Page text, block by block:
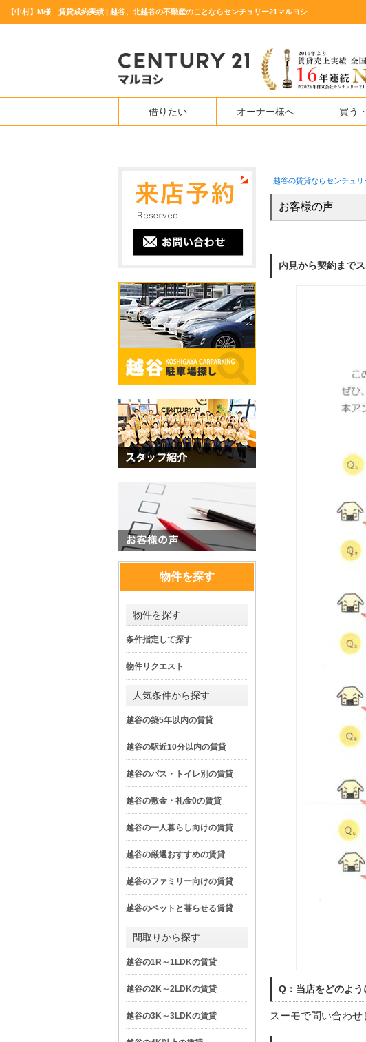
【中村】M様 賃貸成約実績 | 越谷、北越谷の不動産のことならセンチュリー21マルヨシ
借りたい オーナー様へ 買う
越谷の賃貸ならセンチュリ
お客様の声
内見から契約までス
Q：当店をどのよう
スーモで問い合わせ
物件を探す
物件を探す
条件指定して探す
物件リクエスト
人気条件から探す
越谷の築5年以内の賃貸
越谷の駅近10分以内の賃貸
越谷のバス・トイレ別の賃貸
越谷の敷金・礼金0の賃貸
越谷の一人暮らし向けの賃貸
越谷の厳選おすすめの賃貸
越谷のファミリー向けの賃貸
越谷のペットと暮らせる賃貸
間取りから探す
越谷の1R～1LDKの賃貸
越谷の2K～2LDKの賃貸
越谷の3K～3LDKの賃貸